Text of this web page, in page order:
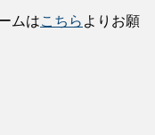
ムはこちら よりお願